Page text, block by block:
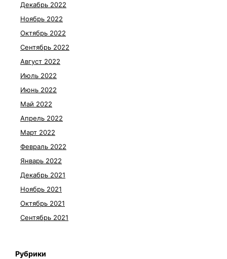
Декабрь 2022
Ноябрь 2022
Октябрь 2022
Сентябрь 2022
Август 2022
Июль 2022
Июнь 2022
Май 2022
Апрель 2022
Март 2022
Февраль 2022
Январь 2022
Декабрь 2021
Ноябрь 2021
Октябрь 2021
Сентябрь 2021
Рубрики